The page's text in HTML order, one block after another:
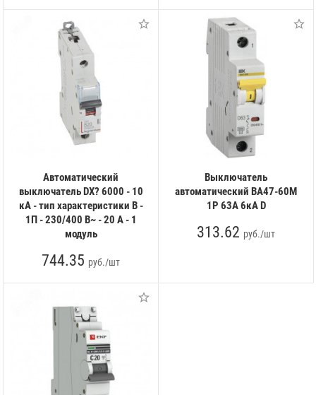
Автоматический
выключатель DX? 6000 - 10
кА - тип характеристики B -
1П - 230/400 В~ - 20 А - 1
модуль
744.35 руб./шт
Выключатель
автоматический ВА47-60M
1Р 63А 6кА D
313.62 руб./шт